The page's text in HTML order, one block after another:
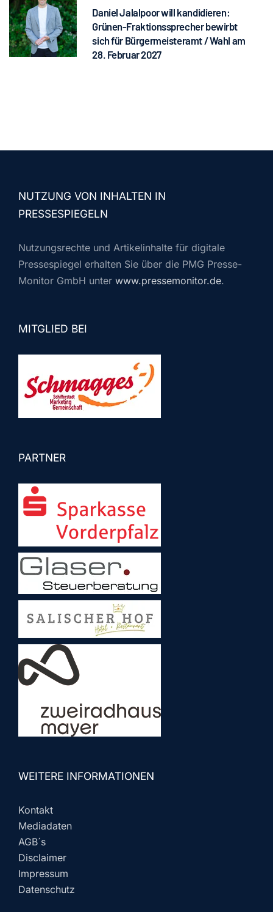
Daniel Jalalpoor will kandidieren:
Grünen-Fraktionssprecher bewirbt
sich für Bürgermeisteramt / Wahl am
28. Februar 2027
NUTZUNG VON INHALTEN IN
PRESSESPIEGELN
Nutzungsrechte und Artikelinhalte für digitale
Pressespiegel erhalten Sie über die PMG Presse-
Monitor GmbH unter www.pressemonitor.de.
MITGLIED BEI
PARTNER
WEITERE INFORMATIONEN
Kontakt
Mediadaten
AGB´s
Disclaimer
Impressum
Datenschutz